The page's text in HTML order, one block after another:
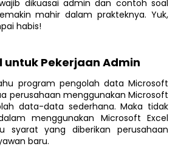
dikuasai admin dan contoh soal
mahir dalam prakteknya. Yuk,
habis!
untuk Pekerjaan Admin
program pengolah data Microsoft
perusahaan menggunakan Microsoft
data-data sederhana. Maka tidak
menggunakan Microsoft Excel
syarat yang diberikan perusahaan
baru.